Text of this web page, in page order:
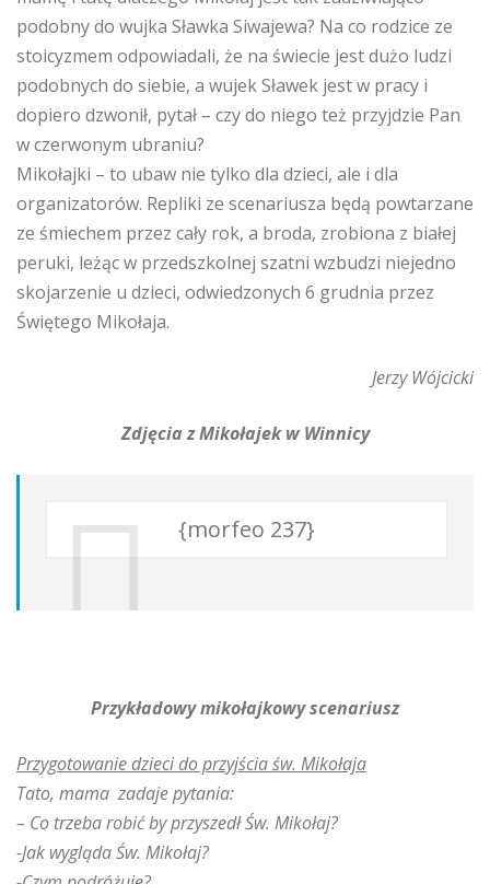
podobny do wujka Sławka Siwajewa? Na co rodzice ze
stoicyzmem odpowiadali, że na świecie jest dużo ludzi
podobnych do siebie, a wujek Sławek jest w pracy i
dopiero dzwonił, pytał – czy do niego też przyjdzie Pan
w czerwonym ubraniu?
Mikołajki – to ubaw nie tylko dla dzieci, ale i dla
organizatorów. Repliki ze scenariusza będą powtarzane
ze śmiechem przez cały rok, a broda, zrobiona z białej
peruki, leżąc w przedszkolnej szatni wzbudzi niejedno
skojarzenie u dzieci, odwiedzonych 6 grudnia przez
Świętego Mikołaja.
Jerzy Wójcicki
Zdjęcia z Mikołajek w Winnicy
{morfeo 237}
Przykładowymikołajkowyscenariusz
Przygotowanie dzieci do przyjścia św. Mikołaja
Tato, mama zadaje pytania:
– Co trzeba robić by przyszedł Św. Mikołaj?
-Jak wygląda Św. Mikołaj?